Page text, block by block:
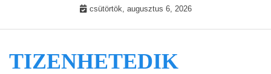
csütörtök, augusztus 6, 2026
TIZENHETEDIK